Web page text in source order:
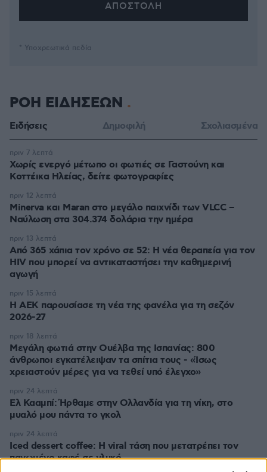
* Υποχρεωτικά πεδία
ΡΟΗ ΕΙΔΗΣΕΩΝ
Ειδήσεις Δημοφιλή Σχολιασμένα
Χωρίς ενεργό μέτωπο οι φωτιές σε Γαστούνη και
Κοττέικα Ηλείας, δείτε φωτογραφίες
πριν 7 λεπτά
Minerva και Maran στο μεγάλο παιχνίδι των VLCC –
Ναύλωση στα 304.374 δολάρια την ημέρα
πριν 12 λεπτά
Από 365 χάπια τον χρόνο σε 52: Η νέα θεραπεία για τον
HIV που μπορεί να αντικαταστήσει την καθημερινή
αγωγή
πριν 13 λεπτά
Η ΑΕΚ παρουσίασε τη νέα της φανέλα για τη σεζόν
2026-27
πριν 15 λεπτά
Μεγάλη φωτιά στην Ουέλβα της Ισπανίας: 800
άνθρωποι εγκατέλειψαν τα σπίτια τους - «Ίσως
χρειαστούν μέρες για να τεθεί υπό έλεγχο»
πριν 18 λεπτά
Ελ Κααμπί: Ήρθαμε στην Ολλανδία για τη νίκη, στο
μυαλό μου πάντα το γκολ
πριν 24 λεπτά
Iced dessert coffee: Η viral τάση που μετατρέπει τον
παγωμένο καφέ σε γλυκό
πριν 24 λεπτά